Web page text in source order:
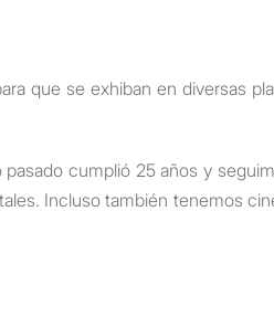
que se exhiban en diversas
cumplió 25 años y
Incluso también tenemos